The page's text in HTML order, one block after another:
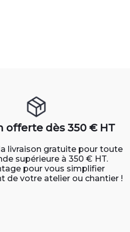
offerte dès 350 € HT
livraison gratuite pour toute
supérieure à 350 € HT.
pour vous simplifier
de votre atelier ou chantier !